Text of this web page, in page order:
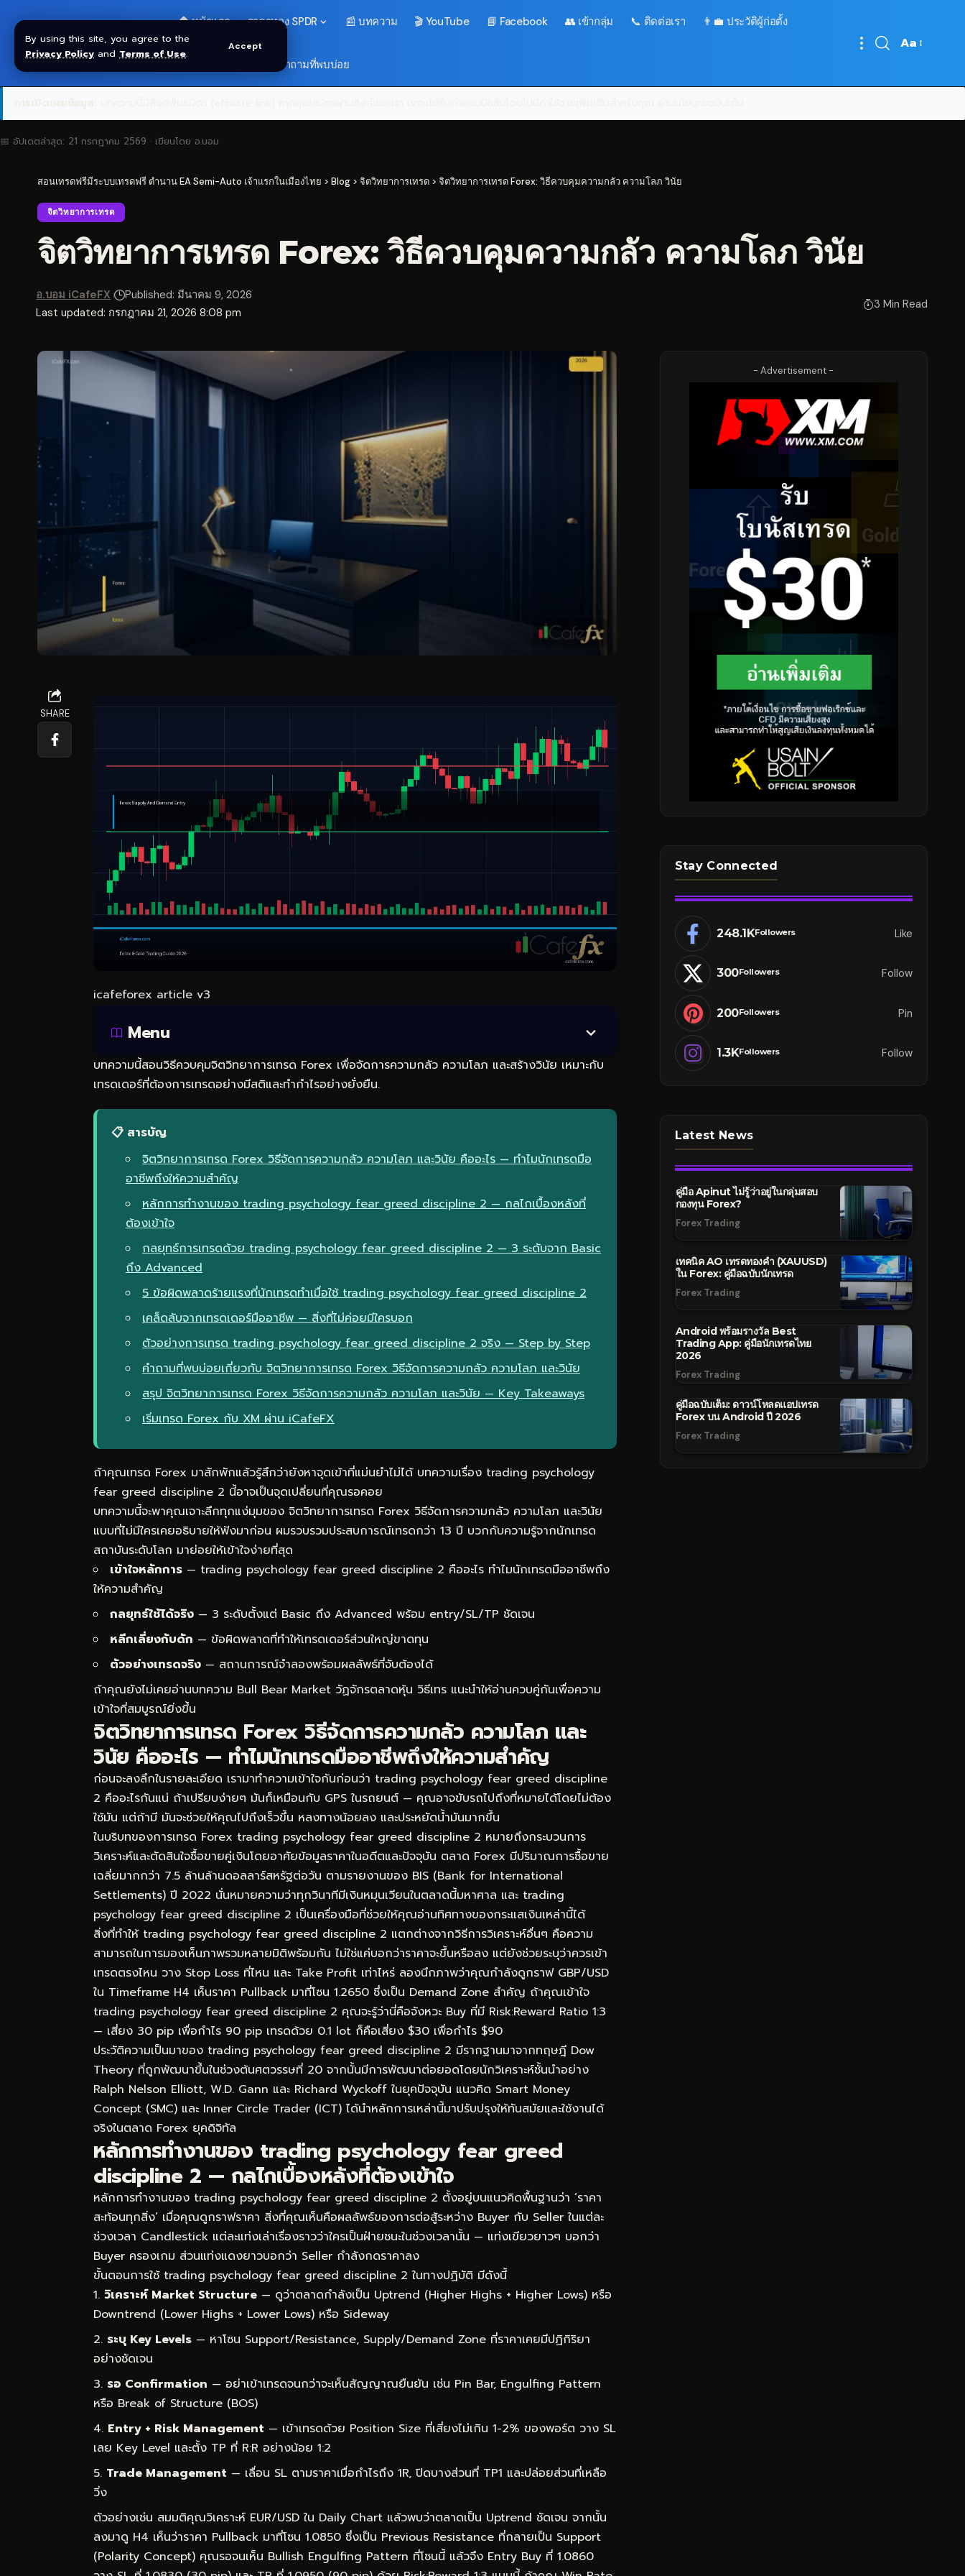
By using this site, you agree to the
Privacy Policy and Terms of Use.
Accept
🏠 หน้าแรก ราคาทอง SPDR 📰 บทความ 🎬 YouTube 📘 Facebook 👥 เข้ากลุ่ม 📞 ติดต่อเรา 👨‍💼 ประวัติผู้ก่อตั้ง
❓ คำถามที่พบบ่อย
Font
Aa
📅 อัปเดตล่าสุด: 21 กรกฎาคม 2569 · เขียนโดย อ.บอม
สอนเทรดฟรีมีระบบเทรดฟรี ตำนาน EA Semi-Auto เจ้าแรกในเมืองไทย > Blog > จิตวิทยาการเทรด > จิตวิทยาการเทรด Forex: วิธีควบคุมความกลัว ความโลภ วินัย
จิตวิทยาการเทรด
จิตวิทยาการเทรด Forex: วิธีควบคุมความกลัว ความโลภ วินัย
Last updated: กรกฎาคม 21, 2026 8:08 pm
อ.บอม iCafeFX Published: มีนาคม 9, 2026
3 Min Read
SHARE
icafeforex article v3
Menu
บทความนี้สอนวิธีควบคุมจิตวิทยาการเทรด Forex เพื่อจัดการความกลัว ความโลภ และสร้างวินัย เหมาะกับ
เทรดเดอร์ที่ต้องการเทรดอย่างมีสติและทำกำไรอย่างยั่งยืน.
📋 สารบัญ
จิตวิทยาการเทรด Forex วิธีจัดการความกลัว ความโลภ และวินัย คืออะไร — ทำไมนักเทรดมือ
อาชีพถึงให้ความสำคัญ
หลักการทำงานของ trading psychology fear greed discipline 2 — กลไกเบื้องหลังที่
ต้องเข้าใจ
กลยุทธ์การเทรดด้วย trading psychology fear greed discipline 2 — 3 ระดับจาก Basic
ถึง Advanced
5 ข้อผิดพลาดร้ายแรงที่นักเทรดทำเมื่อใช้ trading psychology fear greed discipline 2
เคล็ดลับจากเทรดเดอร์มืออาชีพ — สิ่งที่ไม่ค่อยมีใครบอก
ตัวอย่างการเทรด trading psychology fear greed discipline 2 จริง — Step by Step
คำถามที่พบบ่อยเกี่ยวกับ จิตวิทยาการเทรด Forex วิธีจัดการความกลัว ความโลภ และวินัย
สรุป จิตวิทยาการเทรด Forex วิธีจัดการความกลัว ความโลภ และวินัย — Key Takeaways
เริ่มเทรด Forex กับ XM ผ่าน iCafeFX
ถ้าคุณเทรด Forex มาสักพักแล้วรู้สึกว่ายังหาจุดเข้าที่แม่นยำไม่ได้ บทความเรื่อง trading psychology
fear greed discipline 2 นี้อาจเป็นจุดเปลี่ยนที่คุณรอคอย
บทความนี้จะพาคุณเจาะลึกทุกแง่มุมของ จิตวิทยาการเทรด Forex วิธีจัดการความกลัว ความโลภ และวินัย
แบบที่ไม่มีใครเคยอธิบายให้ฟังมาก่อน ผมรวบรวมประสบการณ์เทรดกว่า 13 ปี บวกกับความรู้จากนักเทรด
สถาบันระดับโลก มาย่อยให้เข้าใจง่ายที่สุด
เข้าใจหลักการ — trading psychology fear greed discipline 2 คืออะไร ทำไมนักเทรดมืออาชีพถึง
ให้ความสำคัญ
กลยุทธ์ใช้ได้จริง — 3 ระดับตั้งแต่ Basic ถึง Advanced พร้อม entry/SL/TP ชัดเจน
หลีกเลี่ยงกับดัก — ข้อผิดพลาดที่ทำให้เทรดเดอร์ส่วนใหญ่ขาดทุน
ตัวอย่างเทรดจริง — สถานการณ์จำลองพร้อมผลลัพธ์ที่จับต้องได้
ถ้าคุณยังไม่เคยอ่านบทความ Bull Bear Market วัฏจักรตลาดหุ้น วิธีเทร แนะนำให้อ่านควบคู่กันเพื่อความ
เข้าใจที่สมบูรณ์ยิ่งขึ้น
จิตวิทยาการเทรด Forex วิธีจัดการความกลัว ความโลภ และ
วินัย คืออะไร — ทำไมนักเทรดมืออาชีพถึงให้ความสำคัญ
ก่อนจะลงลึกในรายละเอียด เรามาทำความเข้าใจกันก่อนว่า trading psychology fear greed discipline
2 คืออะไรกันแน่ ถ้าเปรียบง่ายๆ มันก็เหมือนกับ GPS ในรถยนต์ — คุณอาจขับรถไปถึงที่หมายได้โดยไม่ต้อง
ใช้มัน แต่ถ้ามี มันจะช่วยให้คุณไปถึงเร็วขึ้น หลงทางน้อยลง และประหยัดน้ำมันมากขึ้น
ในบริบทของการเทรด Forex trading psychology fear greed discipline 2 หมายถึงกระบวนการ
วิเคราะห์และตัดสินใจซื้อขายคู่เงินโดยอาศัยข้อมูลราคาในอดีตและปัจจุบัน ตลาด Forex มีปริมาณการซื้อขาย
เฉลี่ยมากกว่า 7.5 ล้านล้านดอลลาร์สหรัฐต่อวัน ตามรายงานของ BIS (Bank for International
Settlements) ปี 2022 นั่นหมายความว่าทุกวินาทีมีเงินหมุนเวียนในตลาดนี้มหาศาล และ trading
psychology fear greed discipline 2 เป็นเครื่องมือที่ช่วยให้คุณอ่านทิศทางของกระแสเงินเหล่านี้ได้
สิ่งที่ทำให้ trading psychology fear greed discipline 2 แตกต่างจากวิธีการวิเคราะห์อื่นๆ คือความ
สามารถในการมองเห็นภาพรวมหลายมิติพร้อมกัน ไม่ใช่แค่บอกว่าราคาจะขึ้นหรือลง แต่ยังช่วยระบุว่าควรเข้า
เทรดตรงไหน วาง Stop Loss ที่ไหน และ Take Profit เท่าไหร่ ลองนึกภาพว่าคุณกำลังดูกราฟ GBP/USD
ใน Timeframe H4 เห็นราคา Pullback มาที่โซน 1.2650 ซึ่งเป็น Demand Zone สำคัญ ถ้าคุณเข้าใจ
trading psychology fear greed discipline 2 คุณจะรู้ว่านี่คือจังหวะ Buy ที่มี Risk:Reward Ratio 1:3
— เสี่ยง 30 pip เพื่อกำไร 90 pip เทรดด้วย 0.1 lot ก็คือเสี่ยง $30 เพื่อกำไร $90
ประวัติความเป็นมาของ trading psychology fear greed discipline 2 มีรากฐานมาจากทฤษฎี Dow
Theory ที่ถูกพัฒนาขึ้นในช่วงต้นศตวรรษที่ 20 จากนั้นมีการพัฒนาต่อยอดโดยนักวิเคราะห์ชั้นนำอย่าง
Ralph Nelson Elliott, W.D. Gann และ Richard Wyckoff ในยุคปัจจุบัน แนวคิด Smart Money
Concept (SMC) และ Inner Circle Trader (ICT) ได้นำหลักการเหล่านี้มาปรับปรุงให้ทันสมัยและใช้งานได้
จริงในตลาด Forex ยุคดิจิทัล
หลักการทำงานของ trading psychology fear greed
discipline 2 — กลไกเบื้องหลังที่ต้องเข้าใจ
หลักการทำงานของ trading psychology fear greed discipline 2 ตั้งอยู่บนแนวคิดพื้นฐานว่า ‘ราคา
สะท้อนทุกสิ่ง’ เมื่อคุณดูกราฟราคา สิ่งที่คุณเห็นคือผลลัพธ์ของการต่อสู้ระหว่าง Buyer กับ Seller ในแต่ละ
ช่วงเวลา Candlestick แต่ละแท่งเล่าเรื่องราวว่าใครเป็นฝ่ายชนะในช่วงเวลานั้น — แท่งเขียวยาวๆ บอกว่า
Buyer ครองเกม ส่วนแท่งแดงยาวบอกว่า Seller กำลังกดราคาลง
ขั้นตอนการใช้ trading psychology fear greed discipline 2 ในทางปฏิบัติ มีดังนี้
วิเคราะห์ Market Structure — ดูว่าตลาดกำลังเป็น Uptrend (Higher Highs + Higher Lows) หรือ
Downtrend (Lower Highs + Lower Lows) หรือ Sideway
ระบุ Key Levels — หาโซน Support/Resistance, Supply/Demand Zone ที่ราคาเคยมีปฏิกิริยา
อย่างชัดเจน
รอ Confirmation — อย่าเข้าเทรดจนกว่าจะเห็นสัญญาณยืนยัน เช่น Pin Bar, Engulfing Pattern
หรือ Break of Structure (BOS)
Entry + Risk Management — เข้าเทรดด้วย Position Size ที่เสี่ยงไม่เกิน 1-2% ของพอร์ต วาง SL
เลย Key Level และตั้ง TP ที่ R:R อย่างน้อย 1:2
Trade Management — เลื่อน SL ตามราคาเมื่อกำไรถึง 1R, ปิดบางส่วนที่ TP1 และปล่อยส่วนที่เหลือ
วิ่ง
ตัวอย่างเช่น สมมติคุณวิเคราะห์ EUR/USD ใน Daily Chart แล้วพบว่าตลาดเป็น Uptrend ชัดเจน จากนั้น
ลงมาดู H4 เห็นว่าราคา Pullback มาที่โซน 1.0850 ซึ่งเป็น Previous Resistance ที่กลายเป็น Support
(Polarity Concept) คุณรอจนเห็น Bullish Engulfing Pattern ที่โซนนี้ แล้วจึง Entry Buy ที่ 1.0860
- Advertisement -
Stay Connected
248.1KFollowers Like
300Followers Follow
200Followers Pin
1.3KFollowers Follow
Latest News
คู่มือ Apinut ไม่รู้ว่าอยู่ในกลุ่มสอบ
กองทุน Forex?
Forex Trading
เทคนิค AO เทรดทองคำ (XAUUSD)
ใน Forex: คู่มือฉบับนักเทรด
Forex Trading
Android พร้อมรางวัล Best
Trading App: คู่มือนักเทรดไทย
2026
Forex Trading
คู่มือฉบับเต็ม: ดาวน์โหลดแอปเทรด
Forex บน Android ปี 2026
Forex Trading